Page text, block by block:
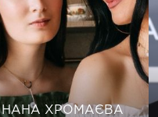
НАНА ХРОМАЄВА